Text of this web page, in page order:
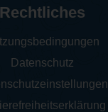
Rechtliches
Datenschutz